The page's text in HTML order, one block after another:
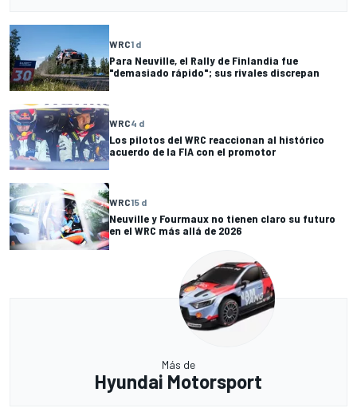
WRC1 d
Para Neuville, el Rally de Finlandia fue
"demasiado rápido"; sus rivales discrepan
WRC4 d
Los pilotos del WRC reaccionan al histórico
acuerdo de la FIA con el promotor
WRC15 d
Neuville y Fourmaux no tienen claro su futuro
en el WRC más allá de 2026
Más de
Hyundai Motorsport